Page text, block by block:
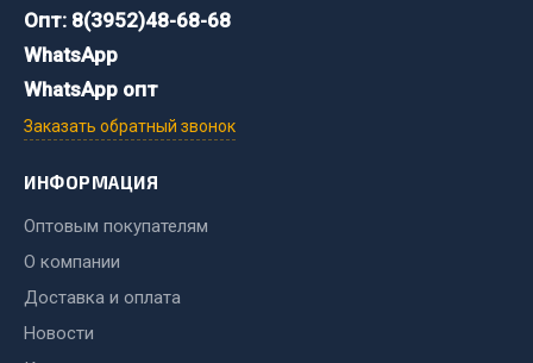
Замки
Лампы паяльные, керосиновые
Сантехника
Спецодежда
Лестницы, стремянки
Товары для дома
Весь раздел
Шиномонтаж
Опт: 8(3952)48-68-68
WhatsApp
WhatsApp опт
Заказать обратный звонок
ИНФОРМАЦИЯ
Оптовым покупателям
О компании
Доставка и оплата
Новости